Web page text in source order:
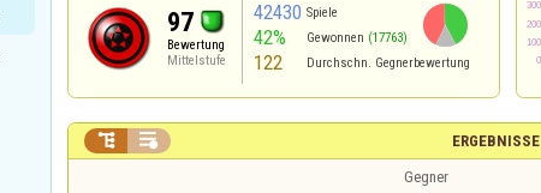
97
Bewertung
Mittelstufe
42430 Spiele
42% Gewonnen (17763)
122 Durchschn. Gegnerbewertung
ERGEBNISSE
 
Gegner